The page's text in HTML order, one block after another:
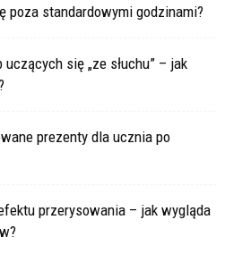
poza standardowymi godzinami?
się „ze słuchu” – jak
prezenty dla ucznia po
przerysowania – jak wygląda